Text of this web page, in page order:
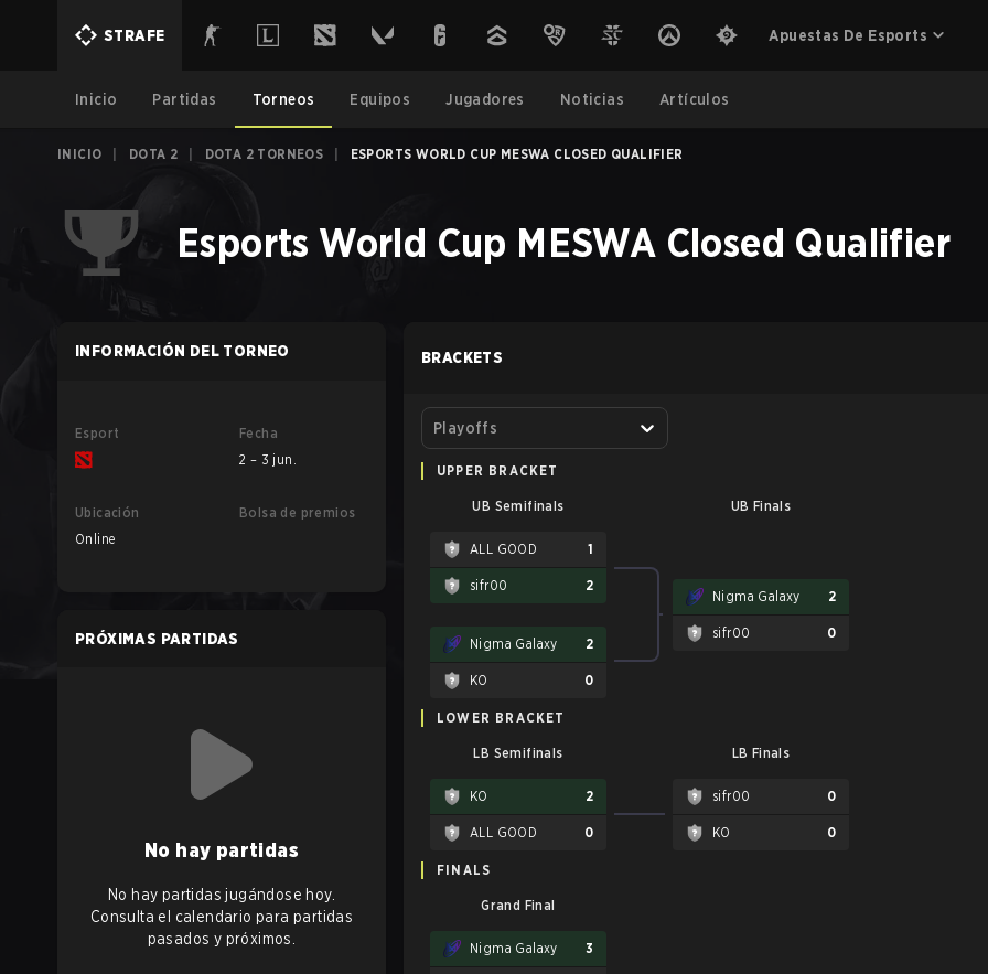
STRAFE Apuestas De Esports
Inicio Partidas Torneos Equipos Jugadores Noticias Artículos
INICIO DOTA 2 DOTA 2 TORNEOS ESPORTS WORLD CUP MESWA CLOSED QUALIFIER
Esports World Cup MESWA Closed Qualifier
INFORMACIÓN DEL TORNEO
Esport
Fecha
2 – 3 jun.
Ubicación
Online
Bolsa de premios
PRÓXIMAS PARTIDAS
No hay partidas
No hay partidas jugándose hoy.
Consulta el calendario para partidas
pasados y próximos.
BRACKETS
Playoffs
UPPER BRACKET
UB Semifinals UB Finals
ALL GOOD 1
sifr00 2
Nigma Galaxy 2
KO 0
Nigma Galaxy 2
sifr00 0
LOWER BRACKET
LB Semifinals LB Finals
KO 2
ALL GOOD 0
sifr00 0
KO 0
FINALS
Grand Final
Nigma Galaxy 3